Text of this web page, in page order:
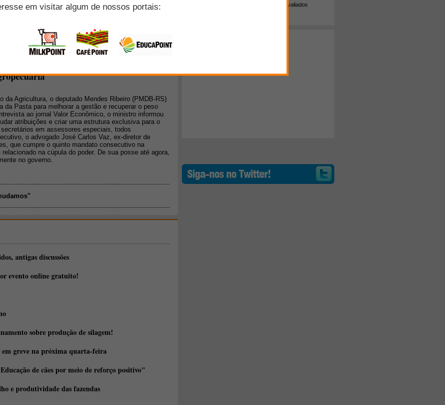
nosso layout. Agora, chegamos à quarta mudança, a
mudança conceitual que está apenas se iniciando.
na estrutura da Pasta para
da Agricultura, o deputado Mendes Ribeiro (PMDB-RS)
da Pasta para melhorar a gestão e recuperar o peso
ao jornal Valor Econômico, o ministro informou
atribuições e criar uma estrutura exclusiva para o
em assessores especiais, todos
o advogado José Carlos Vaz, ex-diretor de
que cumpre o quinto mandato consecutivo na
na cúpula do poder. De sua posse até agora,
no governo.
antigas discussões
evento online gratuito!
sobre produção de silagem!
greve na próxima quarta-feira
de cães por meio de reforço positivo"
e produtividade das fazendas
Melhor avaliados